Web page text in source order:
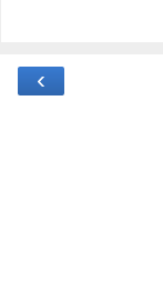
‹